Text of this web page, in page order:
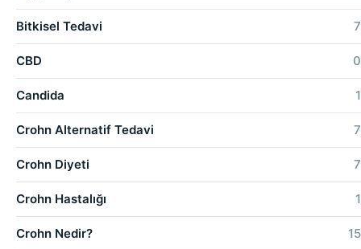
Bitkisel Tedavi 7
CBD 0
Candida 1
Crohn Alternatif Tedavi 7
Crohn Diyeti 7
Crohn Hastalığı 1
Crohn Nedir? 15